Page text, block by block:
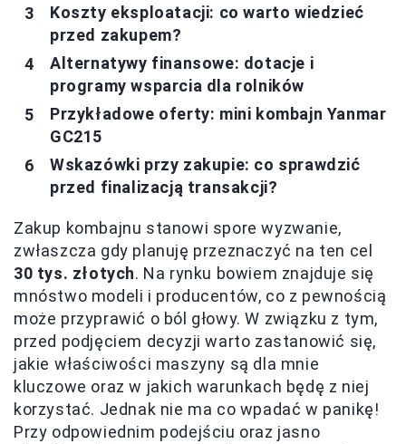
Koszty eksploatacji: co warto wiedzieć
przed zakupem?
Alternatywy finansowe: dotacje i
programy wsparcia dla rolników
Przykładowe oferty: mini kombajn Yanmar
GC215
Wskazówki przy zakupie: co sprawdzić
przed finalizacją transakcji?
Zakup kombajnu stanowi spore wyzwanie,
zwłaszcza gdy planuję przeznaczyć na ten cel
30 tys. złotych. Na rynku bowiem znajduje się
mnóstwo modeli i producentów, co z pewnością
może przyprawić o ból głowy. W związku z tym,
przed podjęciem decyzji warto zastanowić się,
jakie właściwości maszyny są dla mnie
kluczowe oraz w jakich warunkach będę z niej
korzystać. Jednak nie ma co wpadać w panikę!
Przy odpowiednim podejściu oraz jasno